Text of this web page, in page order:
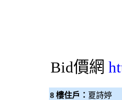
Bid價網
8 樓住戶： 夏詩婷